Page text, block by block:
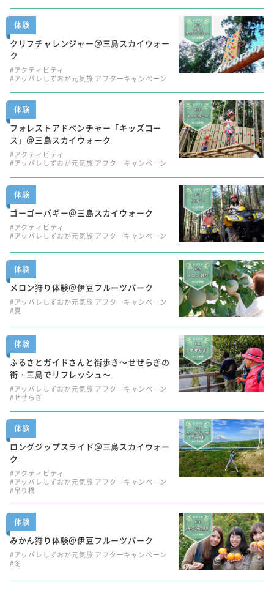
体験
クリフチャレンジャー＠三島スカイウォー
ク
#アクティビティ
#アッパレしずおか元気旅 アフターキャンペーン
体験
フォレストアドベンチャー「キッズコー
ス」＠三島スカイウォーク
#アクティビティ
#アッパレしずおか元気旅 アフターキャンペーン
体験
ゴーゴーバギー＠三島スカイウォーク
#アクティビティ
#アッパレしずおか元気旅 アフターキャンペーン
体験
メロン狩り体験＠伊豆フルーツパーク
#アッパレしずおか元気旅 アフターキャンペーン
#夏
体験
ふるさとガイドさんと街歩き～せせらぎの
街・三島でリフレッシュ～
#アッパレしずおか元気旅 アフターキャンペーン
#せせらぎ
体験
ロングジップスライド＠三島スカイウォー
ク
#アクティビティ
#アッパレしずおか元気旅 アフターキャンペーン
#吊り橋
体験
みかん狩り体験＠伊豆フルーツパーク
#アッパレしずおか元気旅 アフターキャンペーン
#冬